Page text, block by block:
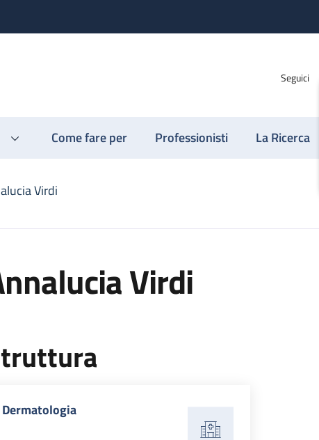
Seguici
Come fare per Professionisti La Ricerca
Virdi
Virdi
Dermatologia